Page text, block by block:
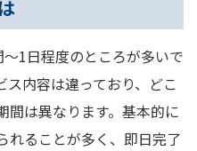
1日程度のところが多いで
ス内容は違っており、どこ
間は異なります。基本的に
れることが多く、即日完了